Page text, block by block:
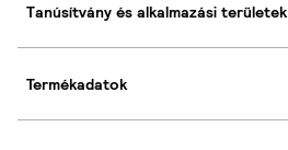
Tanúsítvány és alkalmazási területek
Termékadatok